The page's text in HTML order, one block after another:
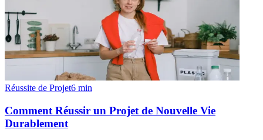
Réussite de Projet6 min
Comment Réussir un Projet de Nouvelle Vie
Durablement